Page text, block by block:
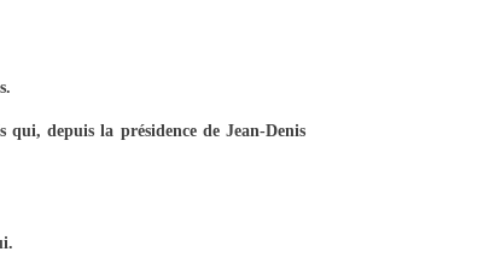
qui, depuis la présidence de Jean-Denis